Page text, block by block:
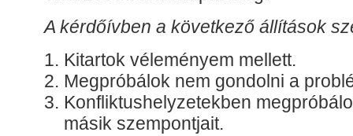
A kérdőívben a következő állítások
Kitartok véleményem mellett.
Megpróbálok nem gondolni a
Konfliktushelyzetekben
másik szempontjait.